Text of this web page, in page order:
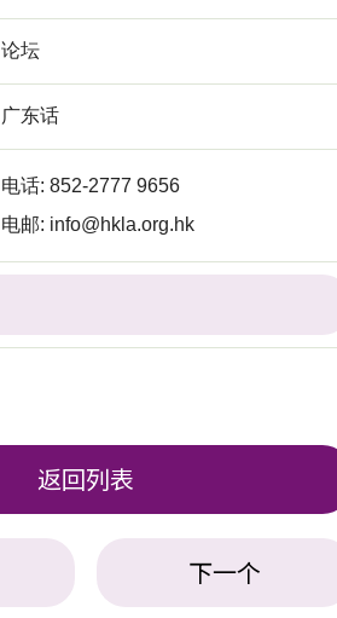
论坛
广东话
电话: 852-2777 9656
电邮: info@hkla.org.hk
返回列表
下一个